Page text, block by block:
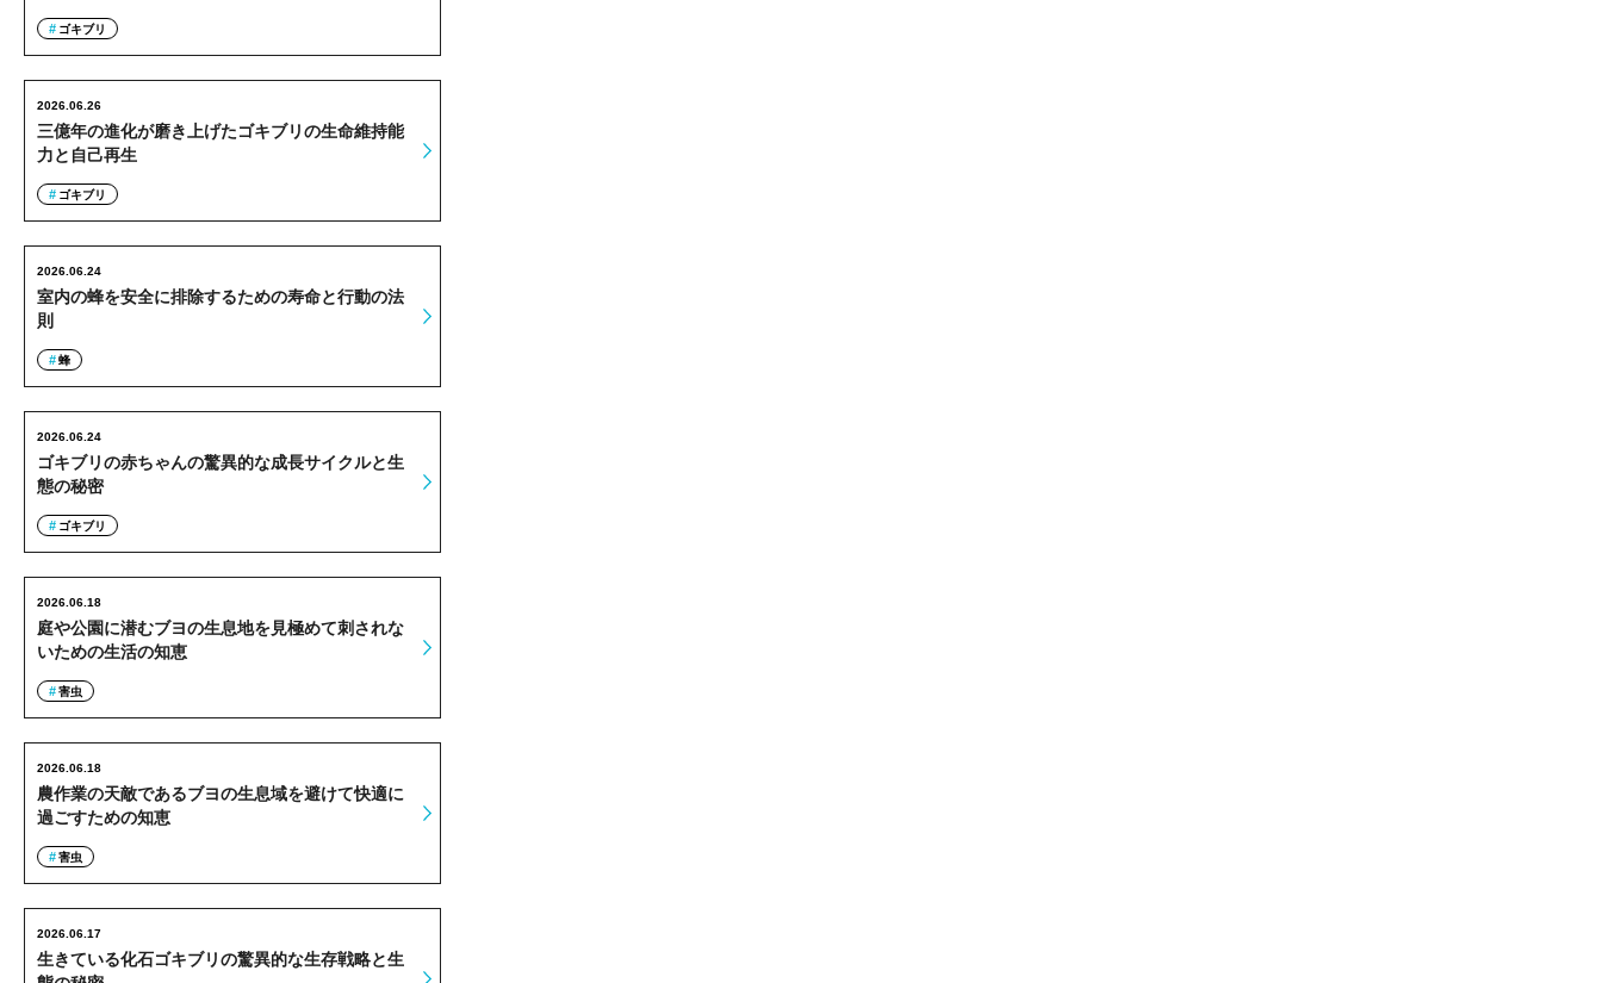
ゴキブリ
三億年の進化が磨き上げたゴキブリの生命維持能
力と自己再生
2026.06.26
ゴキブリ
室内の蜂を安全に排除するための寿命と行動の法
則
2026.06.24
蜂
ゴキブリの赤ちゃんの驚異的な成長サイクルと生
態の秘密
2026.06.24
ゴキブリ
庭や公園に潜むブヨの生息地を見極めて刺されな
いための生活の知恵
2026.06.18
害虫
農作業の天敵であるブヨの生息域を避けて快適に
過ごすための知恵
2026.06.18
害虫
生きている化石ゴキブリの驚異的な生存戦略と生
2026.06.17